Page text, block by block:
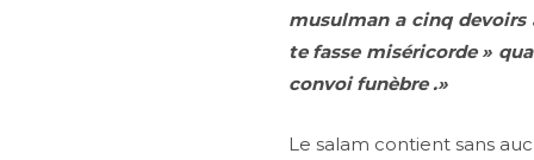
musulman a cinq devoirs
te fasse miséricorde »
convoi funèbre .»
Le salam contient sans